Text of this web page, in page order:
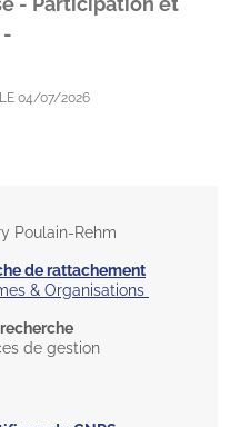
-
04/07/2026
Poulain-Rehm
de rattachement
& Organisations
de gestion